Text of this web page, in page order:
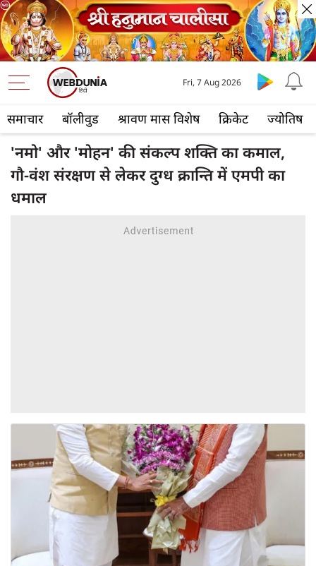
समाचार बॉलीवुड श्रावण मास विशेष क्रिकेट ज्योतिष
Fri, 7 Aug 2026
'नमो' और 'मोहन' की संकल्प शक्ति का कमाल,
गौ-वंश संरक्षण से लेकर दुग्ध क्रान्ति में एमपी का
धमाल